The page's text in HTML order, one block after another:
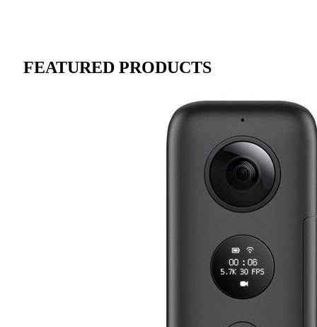
FEATURED PRODUCTS